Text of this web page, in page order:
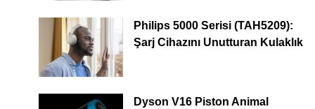
Philips 5000 Serisi (TAH5209):
Şarj Cihazını Unutturan Kulaklık
Dyson V16 Piston Animal